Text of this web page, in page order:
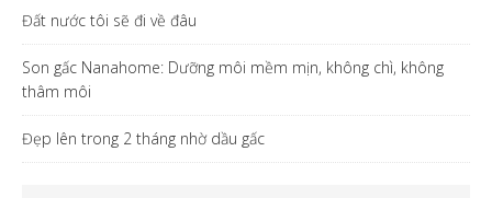
Đất nước tôi sẽ đi về đâu
Son gấc Nanahome: Dưỡng môi mềm mịn, không chì, không
thâm môi
Đẹp lên trong 2 tháng nhờ dầu gấc